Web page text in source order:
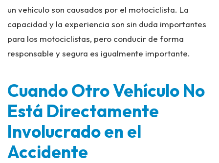
un vehículo son causados ​​por el motociclista. La
capacidad y la experiencia son sin duda importantes
para los motociclistas, pero conducir de forma
responsable y segura es igualmente importante.
Cuando Otro Vehículo No
Está Directamente
Involucrado en el
Accidente